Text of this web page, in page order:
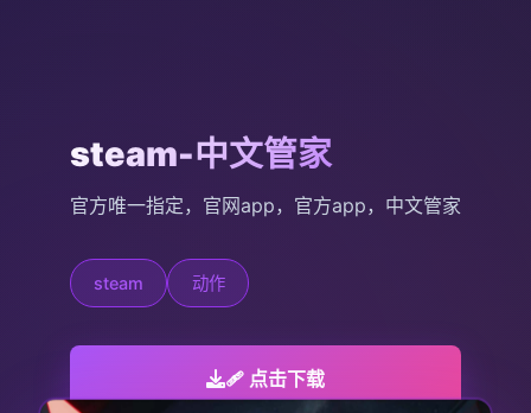
steam-中文管家
官方唯一指定，官网app，官方app，中文管家
steam 动作
🩹 点击下载